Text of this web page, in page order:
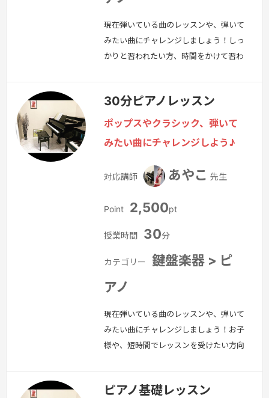
現在弾いている曲のレッスンや、弾いて
みたい曲にチャレンジしましょう！しっ
かりと習われたい方、時間をかけて習わ
30分ピアノレッスン
ポップスやクラシック、弾いて
みたい曲にチャレンジしよう♪
対応講師 あやこ 先生
Point 2,500pt
授業時間 30分
カテゴリー
鍵盤楽器 > ピ
アノ
現在弾いている曲のレッスンや、弾いて
みたい曲にチャレンジしましょう！お子
様や、短時間でレッスンを受けたい方向
ピアノ基礎レッスン